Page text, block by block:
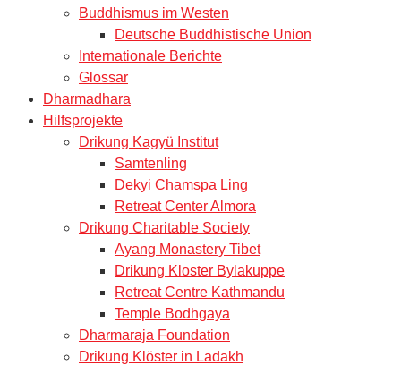
Buddhismus im Westen
Deutsche Buddhistische Union
Internationale Berichte
Glossar
Dharmadhara
Hilfsprojekte
Drikung Kagyü Institut
Samtenling
Dekyi Chamspa Ling
Retreat Center Almora
Drikung Charitable Society
Ayang Monastery Tibet
Drikung Kloster Bylakuppe
Retreat Centre Kathmandu
Temple Bodhgaya
Dharmaraja Foundation
Drikung Klöster in Ladakh